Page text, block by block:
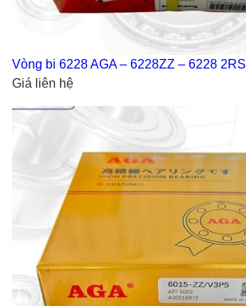
Vòng bi 6228 AGA – 6228ZZ – 6228 2RS
Giá liên hệ